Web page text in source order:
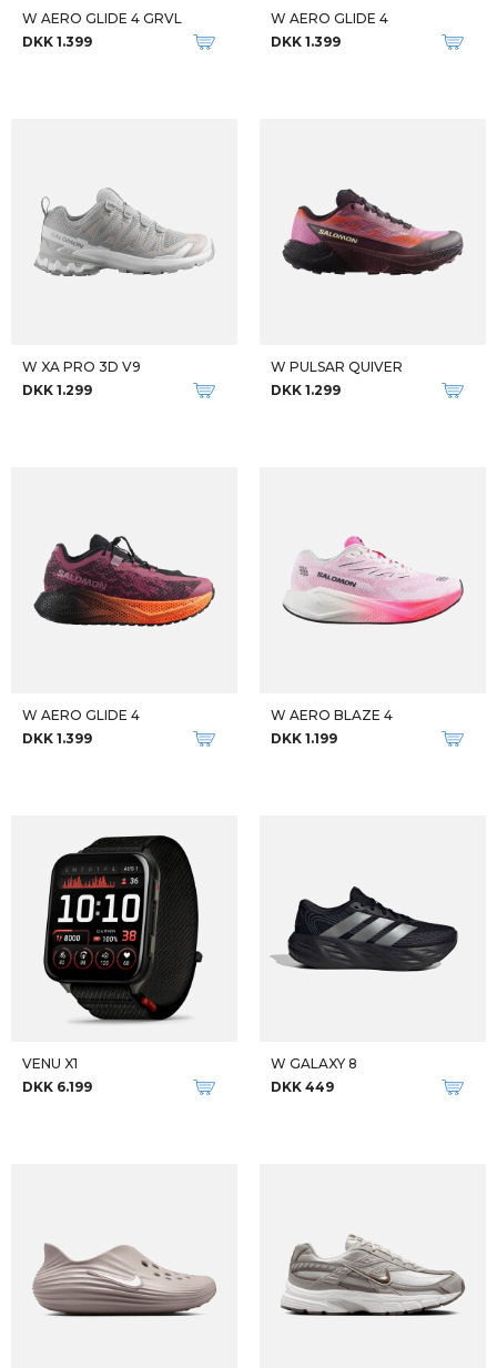
W AERO GLIDE 4 GRVL
DKK 1.399
W AERO GLIDE 4
DKK 1.399
W XA PRO 3D V9
DKK 1.299
W PULSAR QUIVER
DKK 1.299
W AERO GLIDE 4
DKK 1.399
W AERO BLAZE 4
DKK 1.199
VENU X1
DKK 6.199
W GALAXY 8
DKK 449